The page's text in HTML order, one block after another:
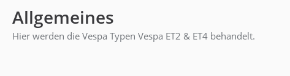
Allgemeines
Hier werden die Vespa Typen Vespa ET2 & ET4 behandelt.